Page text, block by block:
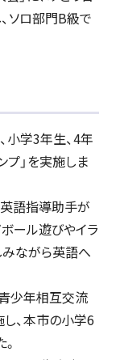
ソロ部門B級で
小学3年生、4年
プ」を実施しま
語指導助手が
ール遊びやイラ
みながら英語へ
少年相互交流
、本市の小学6